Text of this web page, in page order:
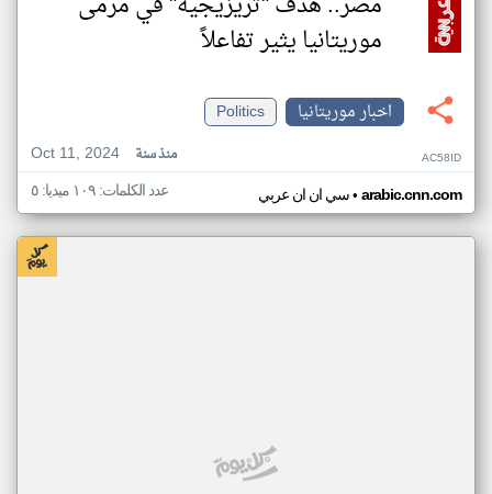
موريتانيا يثير تفاعلاً
اخبار موريتانيا
Politics
Oct 11, 2024
منذ سنة AC58ID
سي ان ان عربي• arabic.cnn.com عدد الكلمات: ١٠٩ ميديا: ٥